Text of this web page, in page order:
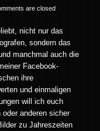
are closed
nicht nur das
sondern das
manchmal auch die
Facebook-
ihre
und einmaligen
will ich euch
anderen sicher
zu Jahreszeiten